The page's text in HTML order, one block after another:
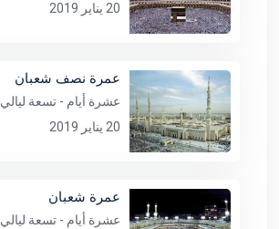
20 يناير 2019
عمرة نصف شعبان
عشرة أيام - تسعة ليالي
20 يناير 2019
عمرة شعبان
عشرة أيام - تسعة ليالي